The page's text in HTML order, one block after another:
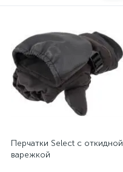
Перчатки Select с откидной
варежкой